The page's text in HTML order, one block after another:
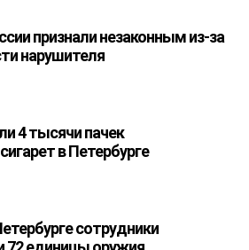
признали незаконным из-за
нарушителя
4 тысячи пачек
в Петербурге
сотрудники